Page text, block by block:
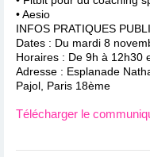
• Aesio
INFOS PRATIQUES
Dates : Du mardi 8
Horaires : De 9h à 12h30
Adresse : Esplanade
Pajol, Paris 18ème
Télécharger le